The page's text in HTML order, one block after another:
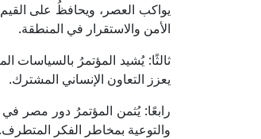
يواكب العصر، ويحافظُ على
الأمن والاستقرار في المنطقة.
ثالثًا: يُشيد المؤتمرُ بالسياسات
يعزز التعاون الإنساني المشترك.
رابعًا: يُثمن المؤتمرُ دور مصر في
والتوعية بمخاطر الفكر المتطرف.